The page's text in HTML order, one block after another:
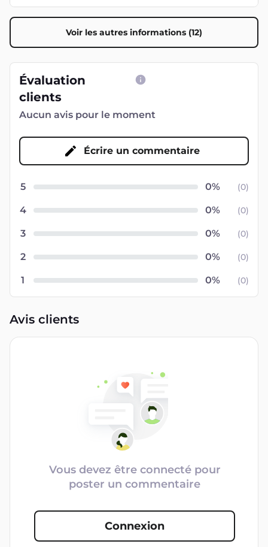
Voir les autres informations (12)
Évaluation
clients
Aucun avis pour le moment
Écrire un commentaire
5 (0)
4 (0)
3 (0)
2 (0)
1 (0)
Avis clients
Vous devez être connecté pour
poster un commentaire
Connexion